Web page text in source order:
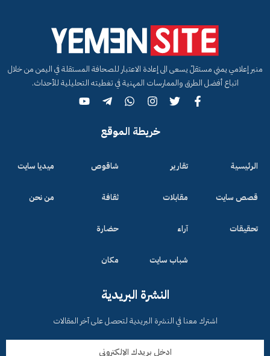
منبر إعلامي يمني مستقلّ يسعى الى إعادة الاعتبار للصحافة المستقلة في اليمن من خلال
اتباع أفضل الطرق والممارسات المهنية في تغطيته التحليلية للأحداث.
خريطة الموقع
الرئيسية
قصص سايت
تحقيقات
تقارير
مقابلات
آراء
شباب سايت
شاقوص
ثقافة
حضارة
مكان
ميديا سايت
من نحن
النشرة البريدية
اشترك معنا في النشرة البريدية لتحصل على آخر المقالات